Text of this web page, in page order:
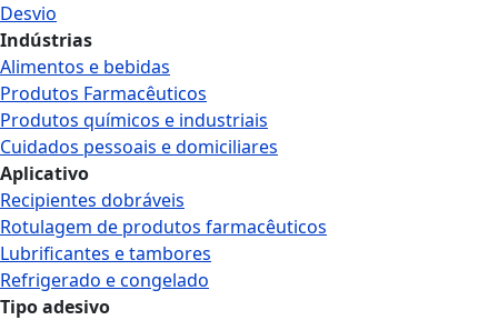
Desvio
Indústrias
Alimentos e bebidas
Produtos Farmacêuticos
Produtos químicos e industriais
Cuidados pessoais e domiciliares
Aplicativo
Recipientes dobráveis
Rotulagem de produtos farmacêuticos
Lubrificantes e tambores
Refrigerado e congelado
Tipo adesivo